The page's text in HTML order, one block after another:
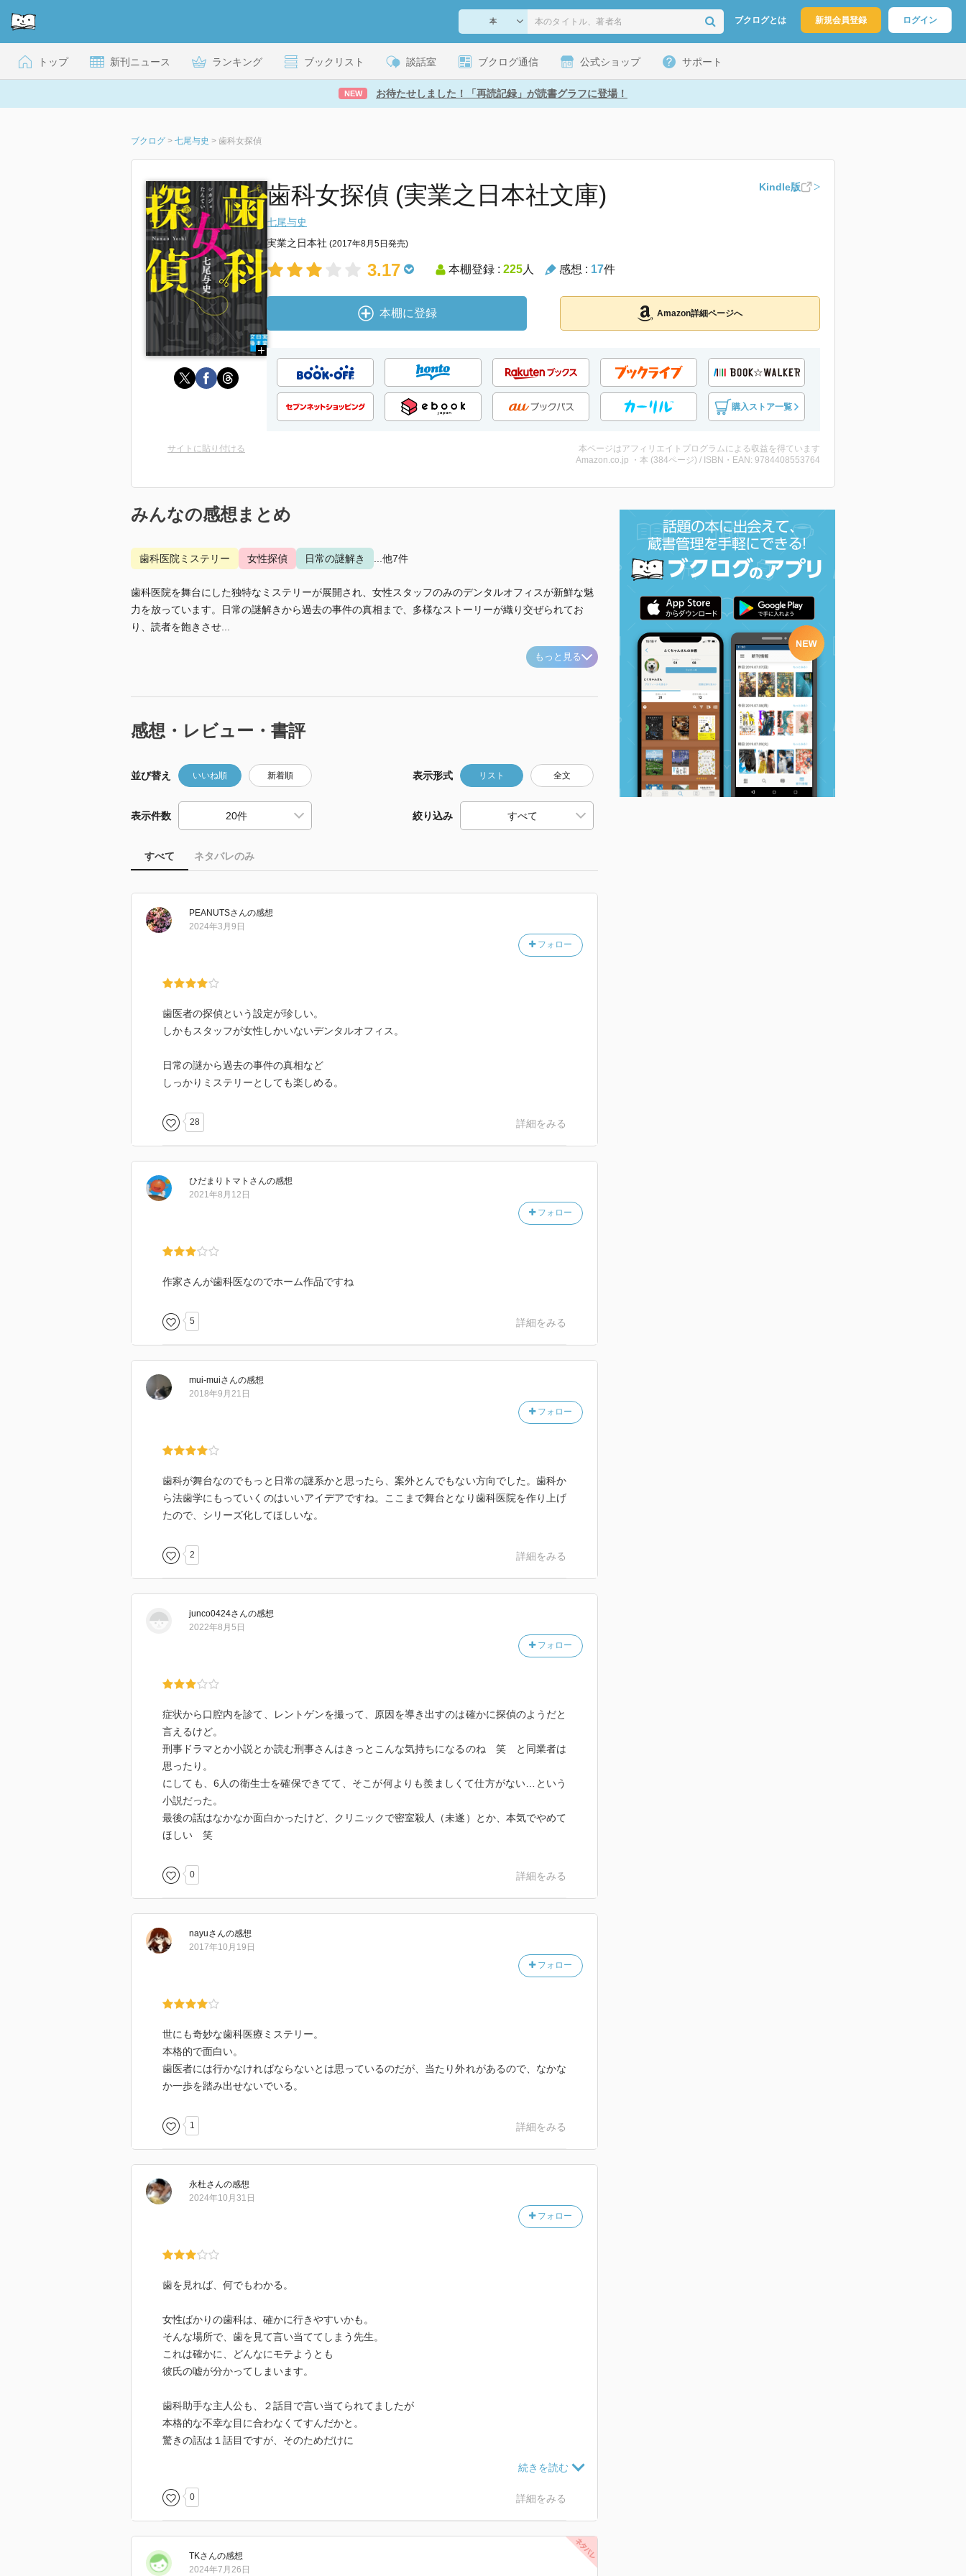
ブクログとは 新規会員登録 ログイン
トップ 新刊ニュース ランキング ブックリスト 談話室 ブクログ通信 公式ショップ サポート
NEW お待たせしました！「再読記録」が読書グラフに登場！
ブクログ > 七尾与史 > 歯科女探偵
歯科女探偵 (実業之日本社文庫) Kindle版
七尾与史
実業之日本社 (2017年8月5日発売)
3.17 本棚登録 : 225人 感想 : 17件
本棚に登録 Amazon詳細ページへ
購入ストア一覧
サイトに貼り付ける
本ページはアフィリエイトプログラムによる収益を得ています
Amazon.co.jp ・本 (384ページ) / ISBN・EAN: 9784408553764
みんなの感想まとめ
歯科医院ミステリー 女性探偵 日常の謎解き ...他7件
歯科医院を舞台にした独特なミステリーが展開され、女性スタッフのみのデンタルオフィスが新鮮な魅
力を放っています。日常の謎解きから過去の事件の真相まで、多様なストーリーが織り交ぜられてお
り、読者を飽きさせ...
もっと見る
感想・レビュー・書評
並び替え いいね順 新着順 表示形式 リスト 全文
表示件数 絞り込み
すべて ネタバレのみ
PEANUTSさんの感想
フォロー
2024年3月9日
歯医者の探偵という設定が珍しい。
しかもスタッフが女性しかいないデンタルオフィス。
日常の謎から過去の事件の真相など
しっかりミステリーとしても楽しめる。
28 詳細をみる
ひだまりトマト さんの感想
フォロー
2021年8月12日
作家さんが歯科医なのでホーム作品ですね
5 詳細をみる
mui-muiさんの感想
フォロー
2018年9月21日
歯科が舞台なのでもっと日常の謎系かと思ったら、案外とんでもない方向でした。歯科か
ら法歯学にもっていくのはいいアイデアですね。ここまで舞台となり歯科医院を作り上げ
たので、シリーズ化してほしいな。
2 詳細をみる
junco0424さんの感想
フォロー
2022年8月5日
症状から口腔内を診て、レントゲンを撮って、原因を導き出すのは確かに探偵のようだと
言えるけど。
刑事ドラマとか小説とか読む刑事さんはきっとこんな気持ちになるのね 笑 と同業者は
思ったり。
にしても、6人の衛生士を確保できてて、そこが何よりも羨ましくて仕方がない…という
小説だった。
最後の話はなかなか面白かったけど、クリニックで密室殺人（未遂）とか、本気でやめて
ほしい 笑
0 詳細をみる
nayuさんの感想
フォロー
2017年10月19日
世にも奇妙な歯科医療ミステリー。
本格的で面白い。
歯医者には行かなければならないとは思っているのだが、当たり外れがあるので、なかな
か一歩を踏み出せないでいる。
1 詳細をみる
永杜さんの感想
フォロー
2024年10月31日
歯を見れば、何でもわかる。
女性ばかりの歯科は、確かに行きやすいかも。
そんな場所で、歯を見て言い当ててしまう先生。
これは確かに、どんなにモテようとも
彼氏の嘘が分かってしまいます。
歯科助手な主人公も、２話目で言い当てられてましたが
本格的な不幸な目に合わなくてすんだかと。
驚きの話は１話目ですが、そのためだけに
本当にされたら怖い話、どころではないですが。
形見として受け取っていた、形あるものとないもの。
0 詳細をみる
TKさんの感想
2024年7月26日